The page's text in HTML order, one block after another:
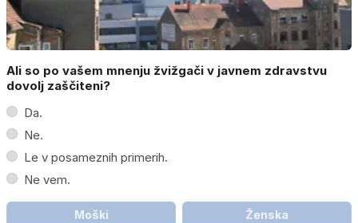
Ali so po vašem mnenju žvižgači v javnem zdravstvu
dovolj zaščiteni?
Da.
Ne.
Le v posameznih primerih.
Ne vem.
Moški Ženska